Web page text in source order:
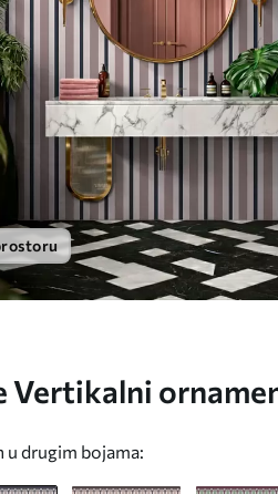
Vertikalni
u drugim bojama: